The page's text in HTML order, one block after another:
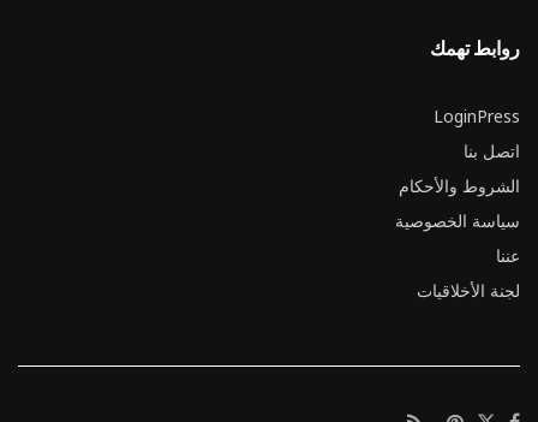
روابط تهمك
LoginPress
اتصل بنا
الشروط والأحكام
سياسة الخصوصية
عننا
لجنة الأخلاقيات